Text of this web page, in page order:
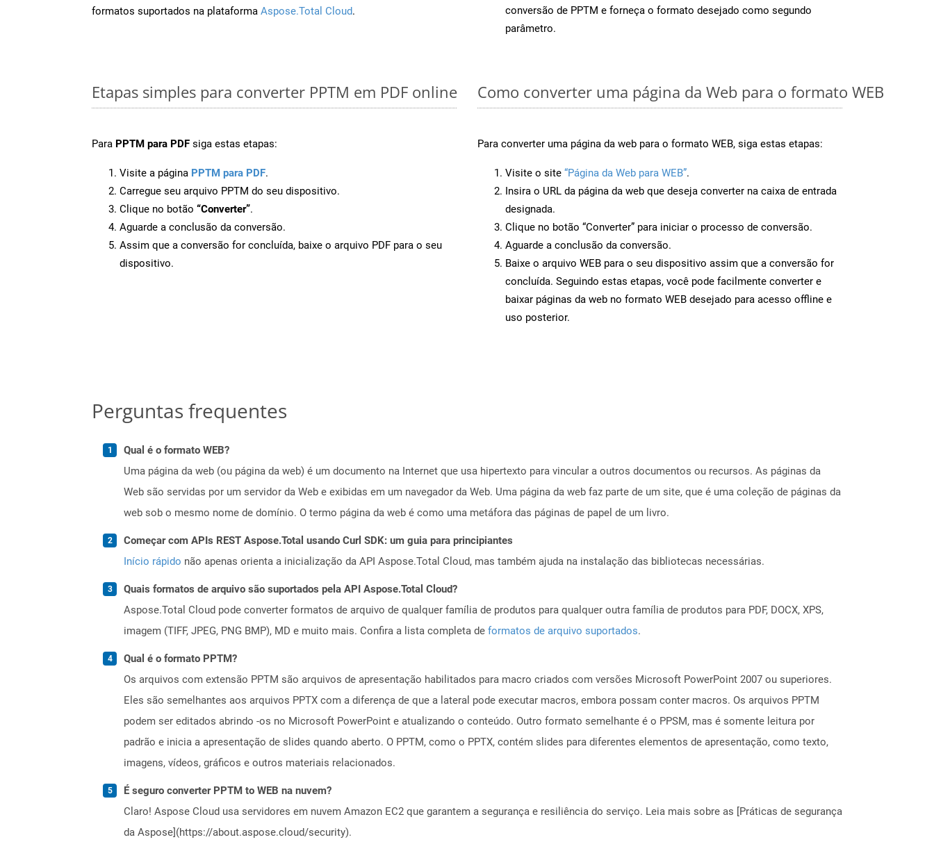
formatos suportados na plataforma Aspose.Total Cloud.
conversão de PPTM e forneça o formato desejado como segundo
parâmetro.
Etapas simples para converter PPTM em PDF online
Para PPTM para PDF siga estas etapas:
Visite a página PPTM para PDF.
Carregue seu arquivo PPTM do seu dispositivo.
Clique no botão “Converter”.
Aguarde a conclusão da conversão.
Assim que a conversão for concluída, baixe o arquivo PDF para o seu
dispositivo.
Como converter uma página da Web para o formato WEB
Para converter uma página da web para o formato WEB, siga estas etapas:
Visite o site “Página da Web para WEB”.
Insira o URL da página da web que deseja converter na caixa de entrada
designada.
Clique no botão “Converter” para iniciar o processo de conversão.
Aguarde a conclusão da conversão.
Baixe o arquivo WEB para o seu dispositivo assim que a conversão for
concluída. Seguindo estas etapas, você pode facilmente converter e
baixar páginas da web no formato WEB desejado para acesso offline e
uso posterior.
Perguntas frequentes
Qual é o formato WEB?
Uma página da web (ou página da web) é um documento na Internet que usa hipertexto para vincular a outros documentos ou recursos. As páginas da
Web são servidas por um servidor da Web e exibidas em um navegador da Web. Uma página da web faz parte de um site, que é uma coleção de páginas da
web sob o mesmo nome de domínio. O termo página da web é como uma metáfora das páginas de papel de um livro.
Começar com APIs REST Aspose.Total usando Curl SDK: um guia para principiantes
Início rápido não apenas orienta a inicialização da API Aspose.Total Cloud, mas também ajuda na instalação das bibliotecas necessárias.
Quais formatos de arquivo são suportados pela API Aspose.Total Cloud?
Aspose.Total Cloud pode converter formatos de arquivo de qualquer família de produtos para qualquer outra família de produtos para PDF, DOCX, XPS,
imagem (TIFF, JPEG, PNG BMP), MD e muito mais. Confira a lista completa de formatos de arquivo suportados.
Qual é o formato PPTM?
Os arquivos com extensão PPTM são arquivos de apresentação habilitados para macro criados com versões Microsoft PowerPoint 2007 ou superiores.
Eles são semelhantes aos arquivos PPTX com a diferença de que a lateral pode executar macros, embora possam conter macros. Os arquivos PPTM
podem ser editados abrindo -os no Microsoft PowerPoint e atualizando o conteúdo. Outro formato semelhante é o PPSM, mas é somente leitura por
padrão e inicia a apresentação de slides quando aberto. O PPTM, como o PPTX, contém slides para diferentes elementos de apresentação, como texto,
imagens, vídeos, gráficos e outros materiais relacionados.
É seguro converter PPTM to WEB na nuvem?
Claro! Aspose Cloud usa servidores em nuvem Amazon EC2 que garantem a segurança e resiliência do serviço. Leia mais sobre as [Práticas de segurança
da Aspose](https://about.aspose.cloud/security).